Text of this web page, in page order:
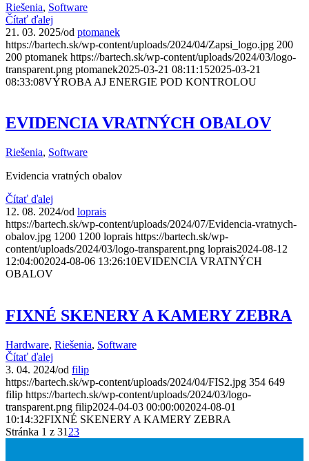
Riešenia, Software
Čítať ďalej
21. 03. 2025/od ptomanek
https://bartech.sk/wp-content/uploads/2024/04/Zapsi_logo.jpg 200
200 ptomanek https://bartech.sk/wp-content/uploads/2024/03/logo-
transparent.png ptomanek2025-03-21 08:11:152025-03-21
08:33:08VÝROBA AJ ENERGIE POD KONTROLOU
EVIDENCIA VRATNÝCH OBALOV
Riešenia, Software
Evidencia vratných obalov
Čítať ďalej
12. 08. 2024/od loprais
https://bartech.sk/wp-content/uploads/2024/07/Evidencia-vratnych-
obalov.jpg 1200 1200 loprais https://bartech.sk/wp-
content/uploads/2024/03/logo-transparent.png loprais2024-08-12
12:04:002024-08-06 13:26:10EVIDENCIA VRATNÝCH
OBALOV
FIXNÉ SKENERY A KAMERY ZEBRA
Hardware, Riešenia, Software
Čítať ďalej
3. 04. 2024/od filip
https://bartech.sk/wp-content/uploads/2024/04/FIS2.jpg 354 649
filip https://bartech.sk/wp-content/uploads/2024/03/logo-
transparent.png filip2024-04-03 00:00:002024-08-01
10:14:32FIXNÉ SKENERY A KAMERY ZEBRA
Stránka 1 z 31 23